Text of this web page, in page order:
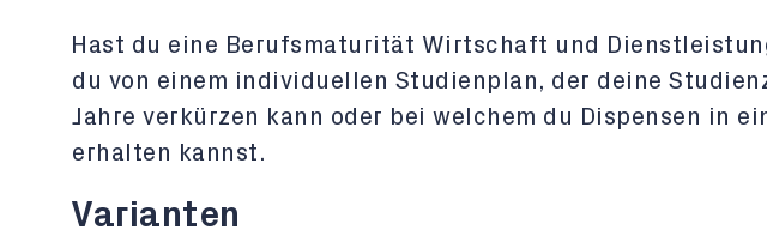
Hast du eine Berufsmaturität Wirtschaft und
du von einem individuellen Studienplan, der deine
Jahre verkürzen kann oder bei welchem du Dispensen in
erhalten kannst.
Varianten